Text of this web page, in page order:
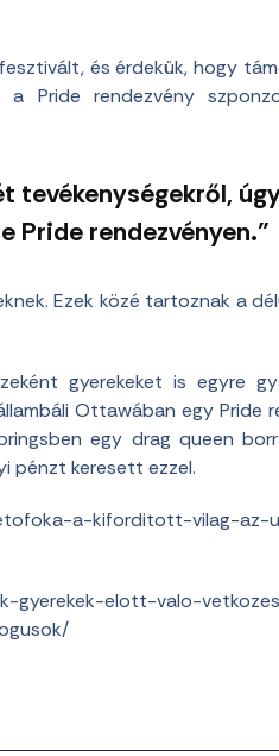
és érdekük, hogy
Pride rendezvény
tevékenységekről,
Pride rendezvényen.”
Ezek közé tartoznak a
gyerekeket is egyre
Ottawában egy Pride
egy drag queen
pénzt keresett ezzel.
a-kiforditott-vilag-az-
gyerekek-elott-valo-